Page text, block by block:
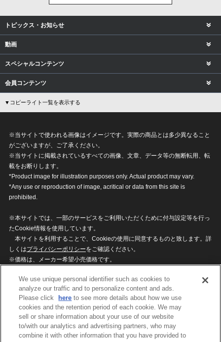
トピックス・お知らせ
動画
スペシャルコンテンツ
会員コンテンツ
▼コピーライト一覧を表示する
※当サイトで使われる画像はイメージです。実際の商品とは多少異なること
がございますが、ご了承ください。
※当サイトに掲載されているすべての画像、文章、データ等の無断転用、転
載をお断りします。
*Product image for illustration purposes only. Actual product may vary.
*Any use or reproduction of image, acritical or data from this site is
prohibited.
※本サイトでは、一部のサービスをご利用いただくために付与設定等を行っ
たCookie情報を使用しています。
本サイトを利用することで、Cookieの使用に同意するものと致します。詳
しくはプライバシーポリシーをご確認ください。
※価格は、メーカー希望小売価格です。
ざいますのでご了承ください。
privacypolicy
Do Not Sell or Share My
Personal Information
ウェブサイトご利用条件
ソーシャルメディアポリシー
個人情報保護方針
お問い合わせ
We use unique personal identifier such as cookies to
analyze our traffic and to personalize content and ads.
Please click
here to see more details about how we use
cookies and the retention period of each cookie. We may
sell or share information about your use of our website
to/with our analytics and advertising partners, who may
combine it with other information that you have provided to